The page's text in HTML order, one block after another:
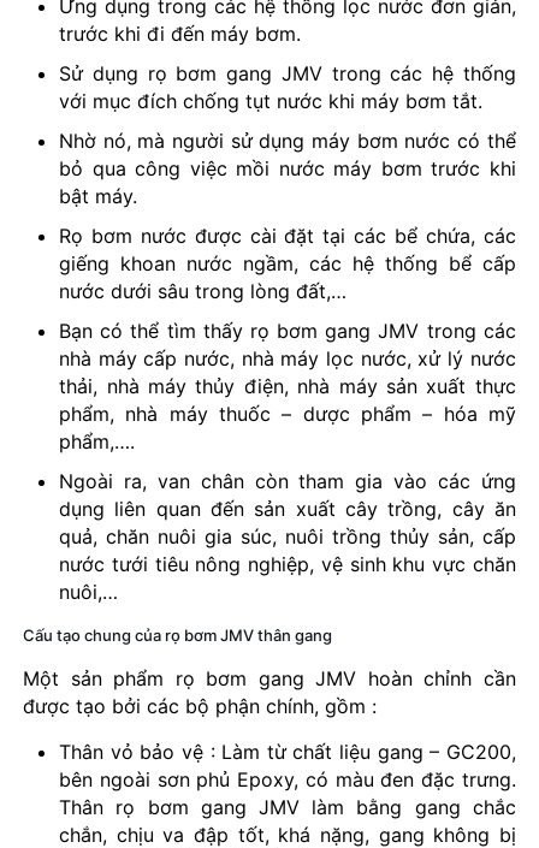
Ứng dụng trong các hệ thống lọc nước đơn giản,
trước khi đi đến máy bơm.
Sử dụng rọ bơm gang JMV trong các hệ thống
với mục đích chống tụt nước khi máy bơm tắt.
Nhờ nó, mà người sử dụng máy bơm nước có thể
bỏ qua công việc mồi nước máy bơm trước khi
bật máy.
Rọ bơm nước được cài đặt tại các bể chứa, các
giếng khoan nước ngầm, các hệ thống bể cấp
nước dưới sâu trong lòng đất,…
Bạn có thể tìm thấy rọ bơm gang JMV trong các
nhà máy cấp nước, nhà máy lọc nước, xử lý nước
thải, nhà máy thủy điện, nhà máy sản xuất thực
phẩm, nhà máy thuốc – dược phẩm – hóa mỹ
phẩm,….
Ngoài ra, van chân còn tham gia vào các ứng
dụng liên quan đến sản xuất cây trồng, cây ăn
quả, chăn nuôi gia súc, nuôi trồng thủy sản, cấp
nước tưới tiêu nông nghiệp, vệ sinh khu vực chăn
nuôi,…
Cấu tạo chung của rọ bơm JMV thân gang
Một sản phẩm rọ bơm gang JMV hoàn chỉnh cần
được tạo bởi các bộ phận chính, gồm :
Thân vỏ bảo vệ : Làm từ chất liệu gang – GC200,
bên ngoài sơn phủ Epoxy, có màu đen đặc trưng.
Thân rọ bơm gang JMV làm bằng gang chắc
chắn, chịu va đập tốt, khá nặng, gang không bị